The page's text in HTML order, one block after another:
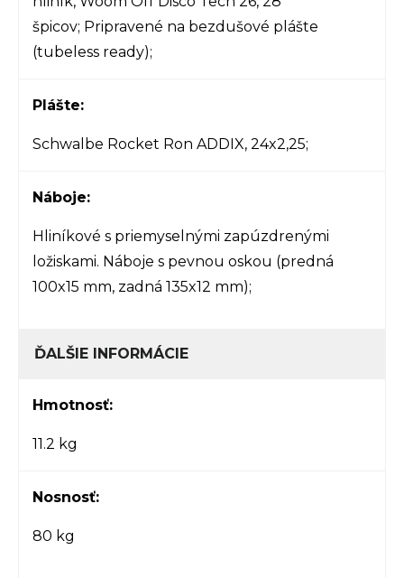
špicov; Pripravené na bezdušové plášte
(tubeless ready);
Plášte:
Schwalbe Rocket Ron ADDIX, 24x2,25;
Náboje:
Hliníkové s priemyselnými zapúzdrenými
ložiskami. Náboje s pevnou oskou (predná
100x15 mm, zadná 135x12 mm);
ĎALŠIE INFORMÁCIE
Hmotnosť:
11.2 kg
Nosnosť:
80 kg